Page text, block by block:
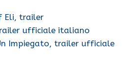
Eli, trailer
ufficiale italiano
Impiegato, trailer ufficiale